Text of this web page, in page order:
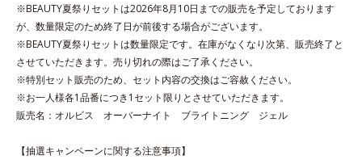
さらに高保水ミルク(*2)が、うるおいを逃がさないように髪表面
をコート。内外からのしっかりケアで、うるおい健康美髪をずっ
とキープします。
*1 ダイズステロール配合＝毛髪補修成分
*2 ジエチルヘキサン酸ネオペンチルグリコール、ネオペンタン
※BEAUTY夏祭りセットは2026年8月10日までの販売を予定しております
が、数量限定のため終了日が前後する場合がございます。
※BEAUTY夏祭りセットは数量限定です。在庫がなくなり次第、販売終了と
させていただきます。売り切れの際はご了承ください。
※特別セット販売のため、セット内容の交換はご容赦ください。
※お一人様各1品番につき1セット限りとさせていただきます。
販売名：オルビス オーバーナイト ブライトニング ジェル
【抽選キャンペーンに関する注意事項】